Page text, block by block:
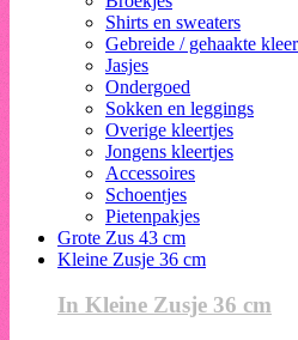
Shirts en sweaters
Gebreide / gehaakte
Jasjes
Ondergoed
Sokken en leggings
Overige kleertjes
Jongens kleertjes
Accessoires
Schoentjes
Pietenpakjes
Grote Zus 43 cm
Kleine Zusje 36 cm
In Kleine Zusje 36 cm